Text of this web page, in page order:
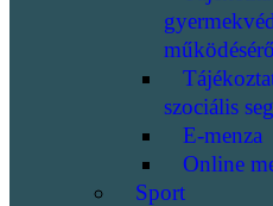
szociális
E-menza
Online
Sport